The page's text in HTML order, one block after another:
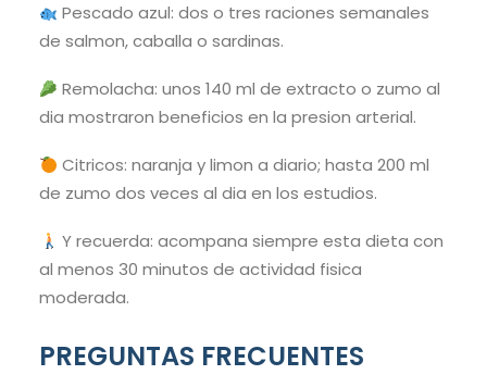
Pescado azul: dos o tres raciones semanales
de salmon, caballa o sardinas.
Remolacha: unos 140 ml de extracto o zumo al
dia mostraron beneficios en la presion arterial.
Citricos: naranja y limon a diario; hasta 200 ml
de zumo dos veces al dia en los estudios.
Y recuerda: acompana siempre esta dieta con
al menos 30 minutos de actividad fisica
moderada.
PREGUNTAS FRECUENTES